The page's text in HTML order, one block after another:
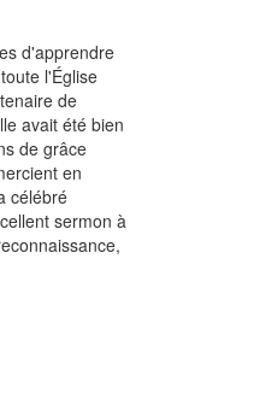
d'apprendre
l'Église
de
avait été bien
de grâce
en
célébré
sermon à